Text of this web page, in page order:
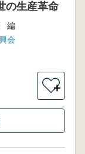
の生産革命
編
会
＋